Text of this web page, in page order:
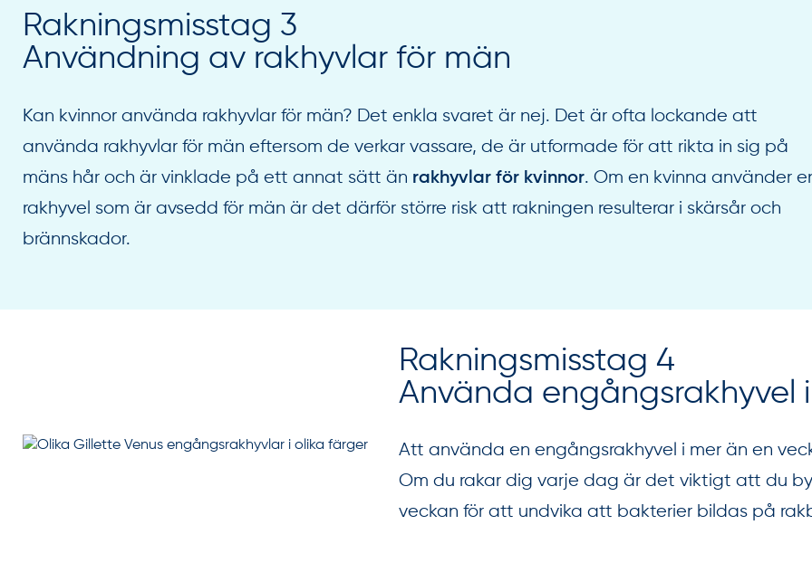
Rakningsmisstag 3
Användning av rakhyvlar för män
Kan kvinnor använda rakhyvlar för män? Det enkla svaret är nej. Det är ofta lockande att
använda rakhyvlar för män eftersom de verkar vassare, de är utformade för att rikta in sig på
mäns hår och är vinklade på ett annat sätt än rakhyvlar för kvinnor. Om en kvinna använder
rakhyvel som är avsedd för män är det därför större risk att rakningen resulterar i skärsår och
brännskador.
Rakningsmisstag 4
Använda engångsrakhyvel
Att använda en engångsrakhyvel i mer än en
Om du rakar dig varje dag är det viktigt att du
veckan för att undvika att bakterier bildas på